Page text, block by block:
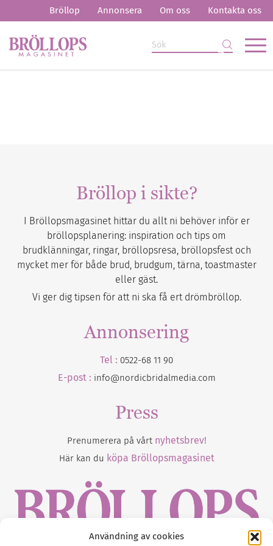
Användning av cookies
Bröllop Annonsera Om oss Kontakta oss
Bröllop i sikte?
I Bröllopsmagasinet hittar du allt ni behöver inför er
bröllopsplanering: inspiration och tips om
brudklänningar, ringar, bröllopsresa, bröllopsfest och
mycket mer för både brud, brudgum, tärna, toastmaster
eller gäst.
Vi ger dig tipsen för att ni ska få ert drömbröllop.
Annonsering
Tel : 0522-68 11 90
E-post : info@nordicbridalmedia.com
Press
Prenumerera på vårt nyhetsbrev!
Här kan du köpa Bröllopsmagasinet